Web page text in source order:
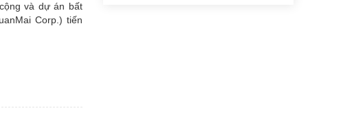
và dự án bất
Corp.) tiến